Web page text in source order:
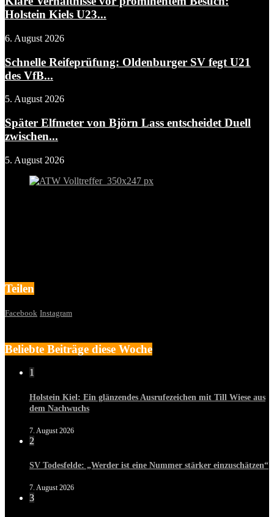
Holstein Kiels U23...
6. August 2026
Schnelle Reifeprüfung: Oldenburger SV fegt U21
des VfB...
5. August 2026
Später Elfmeter von Björn Lass entscheidet Duell
zwischen...
5. August 2026
Teilen
Facebook Instagram
Beliebte Beiträge diese Woche
1
Holstein Kiel: Ein glänzendes Ausrufezeichen mit Till Wiese aus
dem Nachwuchs
7. August 2026
2
SV Todesfelde: „Werder ist eine Nummer stärker einzuschätzen“
7. August 2026
3